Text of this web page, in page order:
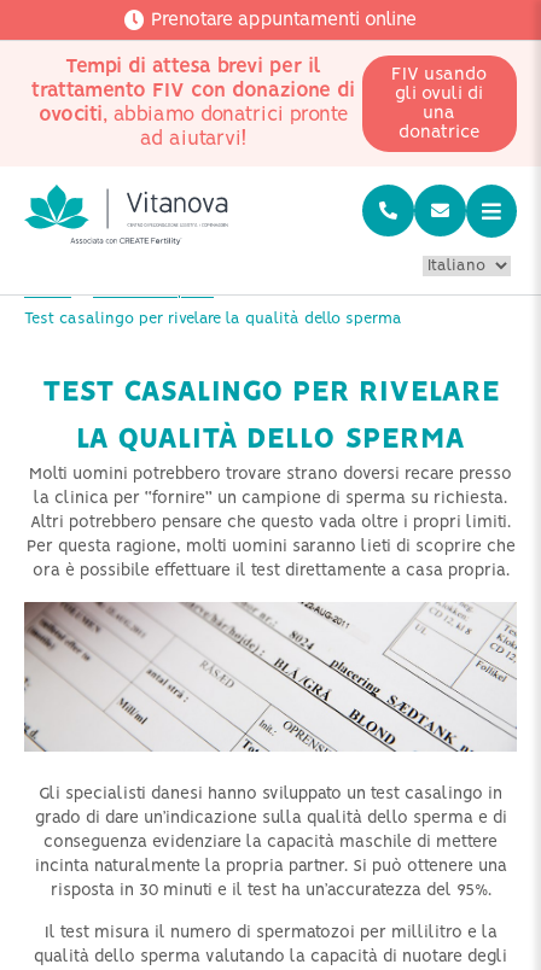
Prenotare appuntamenti online
Tempi di attesa brevi per il
trattamento FIV con donazione di
ovociti, abbiamo donatrici pronte
ad aiutarvi!
FIV usando
gli ovuli di
una
donatrice
Home
Buono a sapersi
Test casalingo per rivelare la qualità dello sperma
TEST CASALINGO PER RIVELARE
LA QUALITÀ DELLO SPERMA
Molti uomini potrebbero trovare strano doversi recare presso
la clinica per “fornire” un campione di sperma su richiesta.
Altri potrebbero pensare che questo vada oltre i propri limiti.
Per questa ragione, molti uomini saranno lieti di scoprire che
ora è possibile effettuare il test direttamente a casa propria.
Gli specialisti danesi hanno sviluppato un test casalingo in
grado di dare un’indicazione sulla qualità dello sperma e di
conseguenza evidenziare la capacità maschile di mettere
incinta naturalmente la propria partner. Si può ottenere una
risposta in 30 minuti e il test ha un’accuratezza del 95%.
Il test misura il numero di spermatozoi per millilitro e la
qualità dello sperma valutando la capacità di nuotare degli